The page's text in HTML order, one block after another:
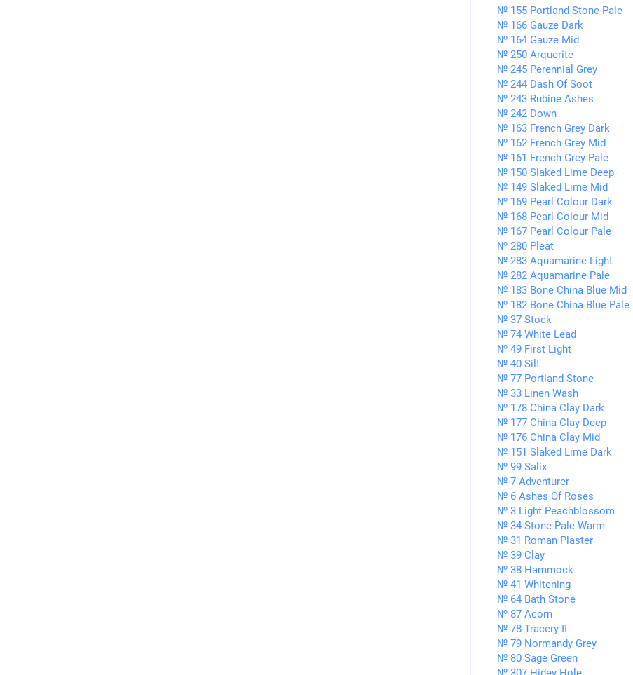
№ 155 Portland Stone Pale
№ 166 Gauze Dark
№ 164 Gauze Mid
№ 250 Arquerite
№ 245 Perennial Grey
№ 244 Dash Of Soot
№ 243 Rubine Ashes
№ 242 Down
№ 163 French Grey Dark
№ 162 French Grey Mid
№ 161 French Grey Pale
№ 150 Slaked Lime Deep
№ 149 Slaked Lime Mid
№ 169 Pearl Colour Dark
№ 168 Pearl Colour Mid
№ 167 Pearl Colour Pale
№ 280 Pleat
№ 283 Aquamarine Light
№ 282 Aquamarine Pale
№ 183 Bone China Blue Mid
№ 182 Bone China Blue Pale
№ 37 Stock
№ 74 White Lead
№ 49 First Light
№ 40 Silt
№ 77 Portland Stone
№ 33 Linen Wash
№ 178 China Clay Dark
№ 177 China Clay Deep
№ 176 China Clay Mid
№ 151 Slaked Lime Dark
№ 99 Salix
№ 7 Adventurer
№ 6 Ashes Of Roses
№ 3 Light Peachblossom
№ 34 Stone-Pale-Warm
№ 31 Roman Plaster
№ 39 Clay
№ 38 Hammock
№ 41 Whitening
№ 64 Bath Stone
№ 87 Acorn
№ 78 Tracery II
№ 79 Normandy Grey
№ 80 Sage Green